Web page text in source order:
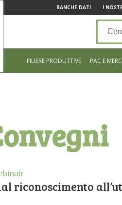
BANCHE DATI I
FILIERE PRODUTTIVE PAC E
riconoscimento